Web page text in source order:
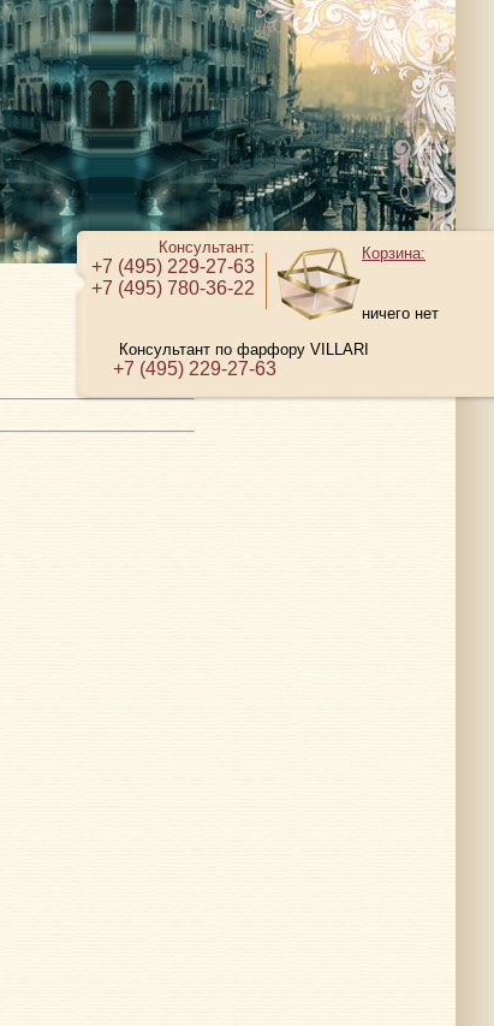
Консультант:
+7 (495) 229-27-63
+7 (495) 780-36-22
Корзина:
ничего нет
Консультант по фарфору VILLARI
+7 (495) 229-27-63